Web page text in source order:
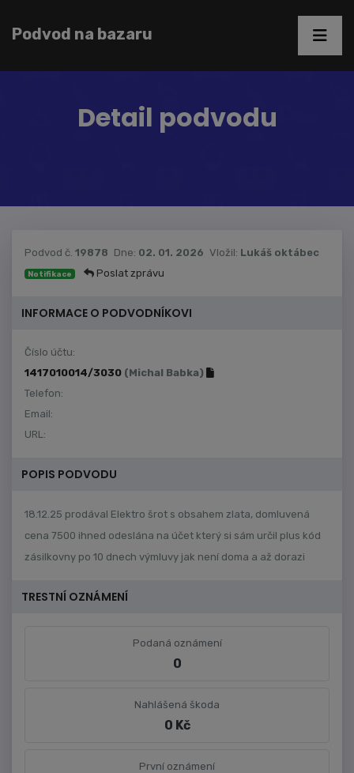
Podvod na bazaru
Detail podvodu
Podvod č. 19878 Dne: 02. 01. 2026 Vložil: Lukáš oktábec
Notifikace Poslat zprávu
INFORMACE O PODVODNÍKOVI
Číslo účtu:
1417010014/3030 (Michal Babka)
Telefon:
Email:
URL:
POPIS PODVODU
18.12.25 prodával Elektro šrot s obsahem zlata, domluvená
cena 7500 ihned odeslána na účet který si sám určil plus kód
zásilkovny po 10 dnech výmluvy jak není doma a až dorazi
TRESTNÍ OZNÁMENÍ
Podaná oznámení
0
Nahlášená škoda
0 Kč
První oznámení